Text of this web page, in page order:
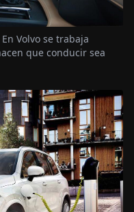
Volvo se trabaja
que conducir sea